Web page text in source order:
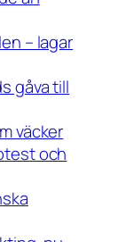
– lagar
gåva till
väcker
och